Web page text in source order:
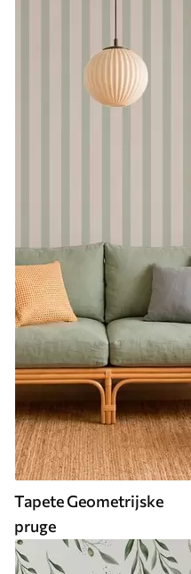
Tapete Geometrijske
pruge